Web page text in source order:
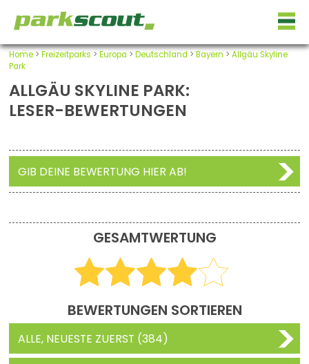
Home> Freizeitparks > Europa > Deutschland > Bayern > Allgäu Skyline
Park
ALLGÄU SKYLINE PARK:
LESER-BEWERTUNGEN
GIB DEINE BEWERTUNG HIER AB!
GESAMTWERTUNG
BEWERTUNGEN SORTIEREN
ALLE, NEUESTE ZUERST (384)